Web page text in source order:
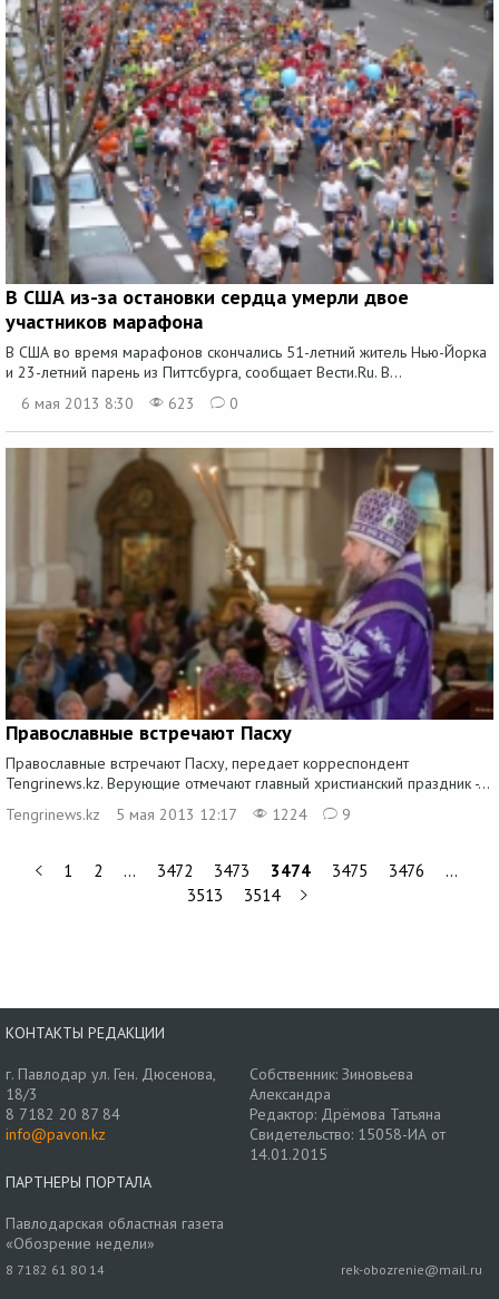
В США из-за остановки сердца умерли двое
участников марафона
В США во время марафонов скончались 51-летний житель Нью-Йорка
и 23-летний парень из Питтсбурга, сообщает Вести.Ru. В...
6 мая 2013 8:30
623 0
Православные встречают Пасху
Православные встречают Пасху, передает корреспондент
Tengrinews.kz. Верующие отмечают главный христианский праздник -...
Tengrinews.kz
5 мая 2013 12:17 1224 9
1 2 … 3472 3473 3474 3475 3476
…
3513
3514
КОНТАКТЫ РЕДАКЦИИ
г. Павлодар ул. Ген. Дюсенова,
18/3
8 7182 20 87 84
info@pavon.kz
Собственник: Зиновьева
Александра
Редактор: Дрёмова Татьяна
Свидетельство: 15058-ИА от
14.01.2015
ПАРТНЕРЫ ПОРТАЛА
Павлодарская областная газета
«Обозрение недели»
8 7182 61 80 14 rek-obozrenie@mail.ru